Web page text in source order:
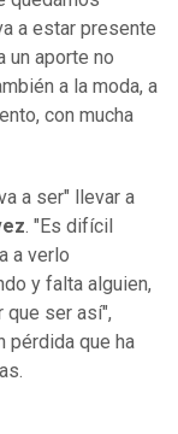
a estar presente
un aporte no
a la moda, a
con mucha
a ser" llevar a
. "Es difícil
a verlo
y falta alguien,
que ser así",
pérdida que ha